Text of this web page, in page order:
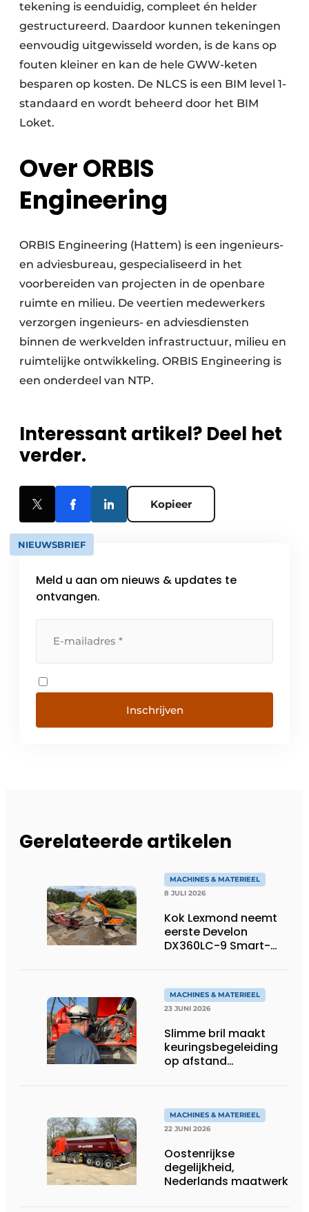
tekening is eenduidig, compleet én helder
gestructureerd. Daardoor kunnen tekeningen
eenvoudig uitgewisseld worden, is de kans op
fouten kleiner en kan de hele GWW-keten
besparen op kosten. De NLCS is een BIM level 1-
standaard en wordt beheerd door het BIM
Loket.
Over ORBIS
Engineering
ORBIS Engineering (Hattem) is een ingenieurs-
en adviesbureau, gespecialiseerd in het
voorbereiden van projecten in de openbare
ruimte en milieu. De veertien medewerkers
verzorgen ingenieurs- en adviesdiensten
binnen de werkvelden infrastructuur, milieu en
ruimtelijke ontwikkeling. ORBIS Engineering is
een onderdeel van NTP.
Interessant artikel? Deel het
verder.
Kopieer
NIEUWSBRIEF
Meld u aan om nieuws & updates te
ontvangen.
Inschrijven
Gerelateerde artikelen
MACHINES & MATERIEEL
8 JULI 2026
Kok Lexmond neemt
eerste Develon
DX360LC-9 Smart-
MACHINES & MATERIEEL
23 JUNI 2026
Slimme bril maakt
keuringsbegeleiding
op afstand
MACHINES & MATERIEEL
22 JUNI 2026
Oostenrijkse
degelijkheid,
Nederlands maatwerk